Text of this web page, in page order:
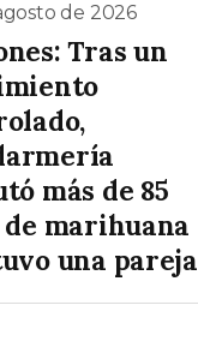
de 2026
Tras un
más de 85
marihuana
una pareja